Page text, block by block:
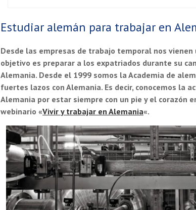
Estudiar alemán para trabajar en
Desde las empresas de trabajo temporal nos vienen
objetivo es preparar a los expatriados durante su
Alemania. Desde el 1999 somos la Academia de
fuertes lazos con Alemania. Es decir, conocemos la
Alemania por estar siempre con un pie y el corazón
webinario «Vivir y trabajar en Alemania«.